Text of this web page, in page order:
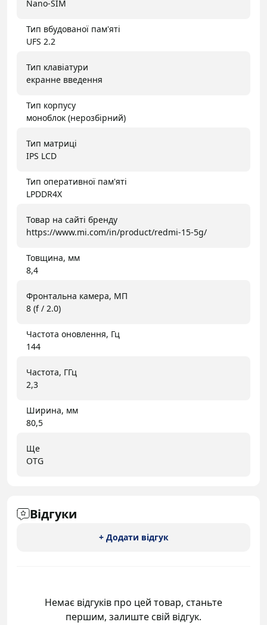
Nano-SIM
Тип вбудованої пам'яті
UFS 2.2
Тип клавіатури
екранне введення
Тип корпусу
моноблок (нерозбірний)
Тип матриці
IPS LCD
Тип оперативної пам'яті
LPDDR4X
Товар на сайті бренду
https://www.mi.com/in/product/redmi-15-5g/
Товщина, мм
8,4
Фронтальна камера, МП
8 (f / 2.0)
Частота оновлення, Гц
144
Частота, ГГц
2,3
Ширина, мм
80,5
Ще
OTG
Відгуки
+ Додати відгук
Немає відгуків про цей товар, станьте
першим, залиште свій відгук.